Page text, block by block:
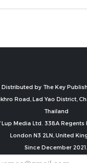
by The Key
Road, Lad Yao District,
Thailand
Media Ltd. 338A Regents
London N3 2LN, United
Since December 2021.